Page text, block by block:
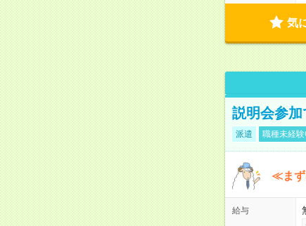
気
説明会参
派遣 職種未経験
≪まず
給与